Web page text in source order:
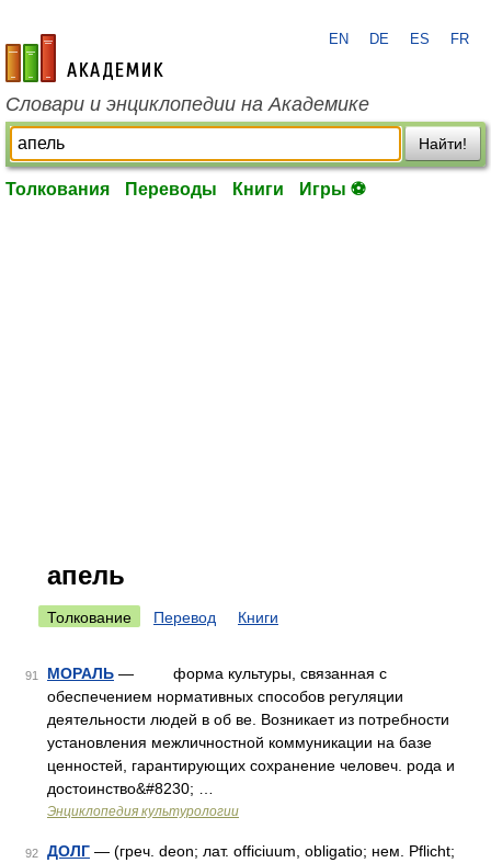
academic.ru
EN DE ES FR
Словари и энциклопедии на Академике
Найти!
Толкования Переводы Книги Игры ⚽
апель
Толкование Перевод Книги
91 МОРАЛЬ — форма культуры, связанная с
обеспечением нормативных способов регуляции
деятельности людей в об ве. Возникает из потребности
установления межличностной коммуникации на базе
ценностей, гарантирующих сохранение человеч. рода и
достоинство&#8230; …
Энциклопедия культурологии
92 ДОЛГ — (греч. deon; лат. officiuum, obligatio; нем. Pflicht;